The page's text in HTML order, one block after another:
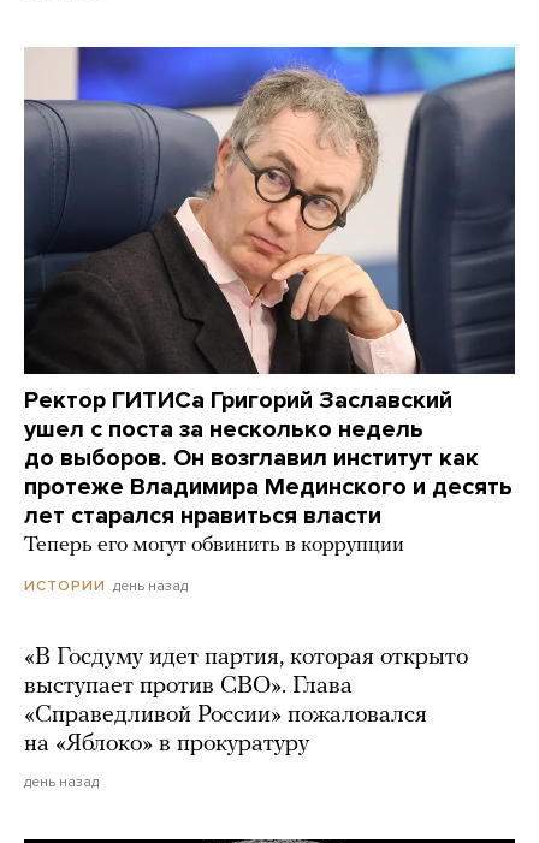
Ректор ГИТИСа Григорий Заславский
ушел с поста за несколько недель
до выборов. Он возглавил институт как
протеже Владимира Мединского и десять
лет старался нравиться власти
Теперь его могут обвинить в коррупции
ИСТОРИИ день назад
«В Госдуму идет партия, которая открыто
выступает против СВО». Глава
«Справедливой России» пожаловался
на «Яблоко» в прокуратуру
день назад